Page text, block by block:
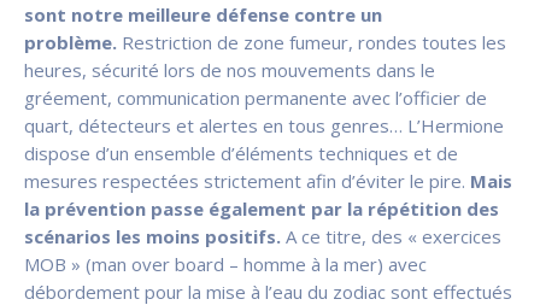
sont notre meilleure défense contre un
problème. Restriction de zone fumeur, rondes toutes les
heures, sécurité lors de nos mouvements dans le
gréement, communication permanente avec l’officier de
quart, détecteurs et alertes en tous genres… L’Hermione
dispose d’un ensemble d’éléments techniques et de
mesures respectées strictement afin d’éviter le pire. Mais
la prévention passe également par la répétition des
scénarios les moins positifs. A ce titre, des « exercices
MOB » (man over board – homme à la mer) avec
débordement pour la mise à l’eau du zodiac sont effectués